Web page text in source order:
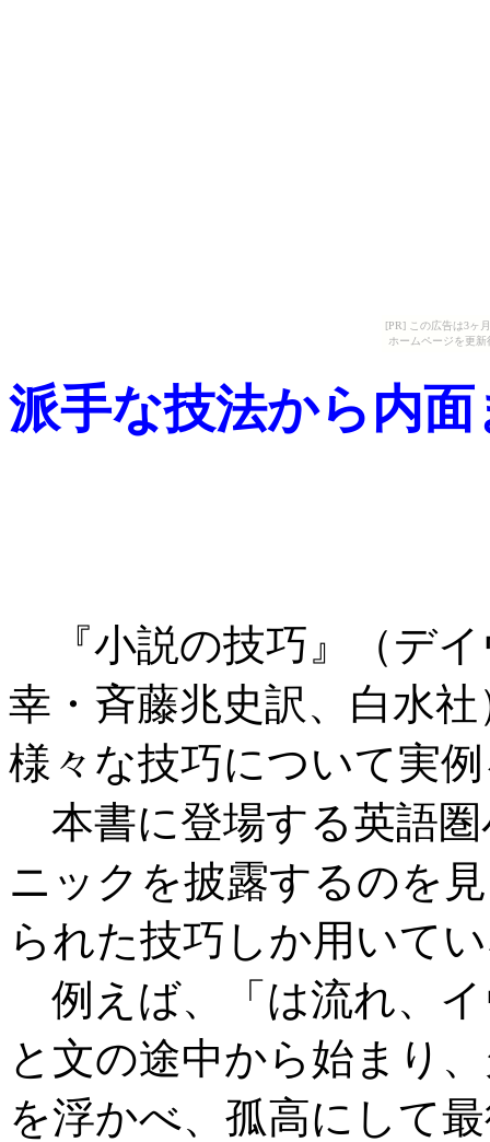
[PR] この広告は3ヶ
ホームページを更
派手な技法から内
『小説の技巧』（デ
幸・斉藤兆史訳、白水
様々な技巧について実
本書に登場する英語
ニックを披露するのを
られた技巧しか用いて
例えば、「は流れ、
と文の途中から始まり
を浮かべ、孤高にして